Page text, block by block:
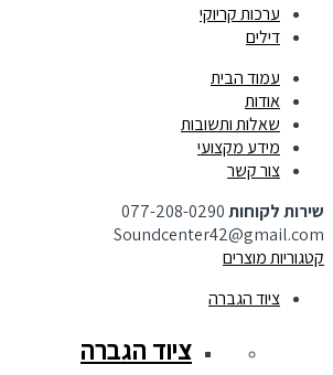
ערכות קריוקי
דילים
עמוד הבית
אודות
שאלות ותשובות
מידע מקצועי
צור קשר
שירות לקוחות077-208-0290
Soundcenter42@gmail.com
קטגוריות מוצרים
ציוד הגברה
ציוד הגברה